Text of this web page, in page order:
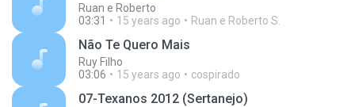
Ruan e Roberto
03:31
15 years ago Ruan e Roberto S.
Não Te Quero Mais
Ruy Filho
03:06
15 years ago cospirado
07-Texanos 2012 (Sertanejo)